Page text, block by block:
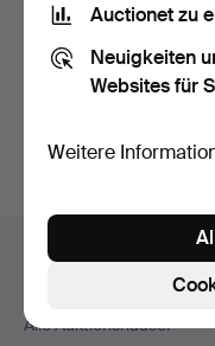
Navigation
Hilfe und Kontakt
Kontakt mit dem
Alle Auktionshäuser
Auctionet zu
Neuigkeiten
Websites für
Weitere